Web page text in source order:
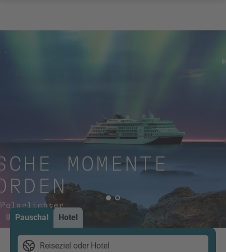
Pauschal Hotel
Reiseziel oder Hotel